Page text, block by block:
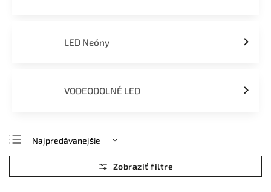
LED Neóny
VODEODOLNÉ LED
Najpredávanejšie
Najlacnejšie
Najdrahšie